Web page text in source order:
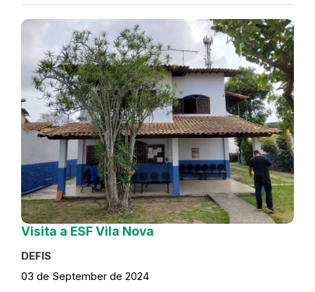
Visita a ESF Vila Nova
DEFIS
03 de September de 2024